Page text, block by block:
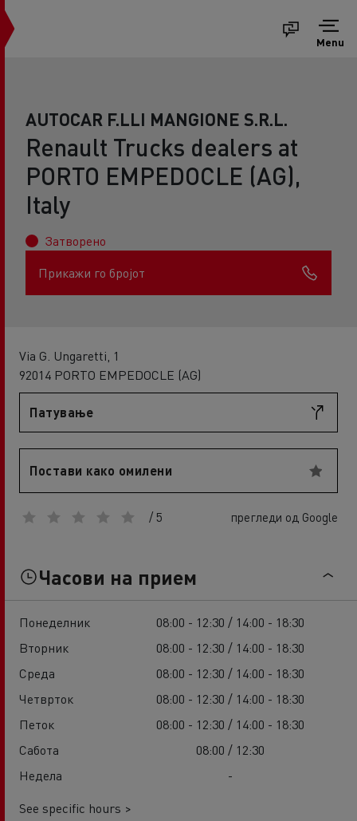
Menu
AUTOCAR F.LLI MANGIONE S.R.L.
Renault Trucks dealers at
PORTO EMPEDOCLE (AG),
Italy
Затворено
Прикажи го бројот
Via G. Ungaretti, 1
92014 PORTO EMPEDOCLE (AG)
Патување
Постави како омилени
/ 5 прегледи од Google
Часови на прием
Понеделник
08:00 - 12:30 / 14:00 - 18:30
Вторник
08:00 - 12:30 / 14:00 - 18:30
Среда
08:00 - 12:30 / 14:00 - 18:30
Четврток
08:00 - 12:30 / 14:00 - 18:30
Петок
08:00 - 12:30 / 14:00 - 18:30
Сабота
08:00 / 12:30
Недела
-
See specific hours >